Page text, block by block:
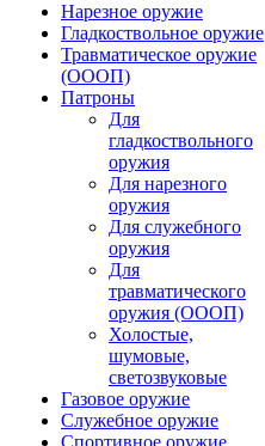
Нарезное оружие
Гладкоствольное оружие
Травматическое оружие
(ОООП)
Патроны
Для
гладкоствольного
оружия
Для нарезного
оружия
Для служебного
оружия
Для
травматического
оружия (ОООП)
Холостые,
шумовые,
светозвуковые
Газовое оружие
Служебное оружие
Спортивное оружие